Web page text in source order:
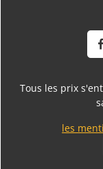
Tous les prix
les